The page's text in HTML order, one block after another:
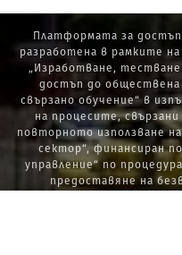
Платформата за
разработена в рамките
„Изработване,
достъп до
свързано обучение“ в
на процесите,
повторното използване
сектор“, финансиран
управление“ по
предоставяне на